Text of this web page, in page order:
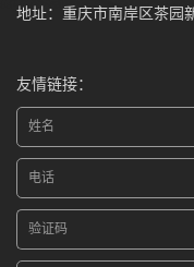
地址：重庆市南岸区茶园
友情链接：